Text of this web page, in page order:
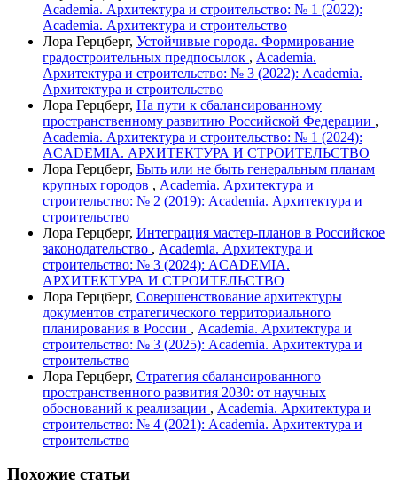
Academia. Архитектура и строительство: № 1 (2022):
Academia. Архитектура и строительство
Лора Герцберг, Устойчивые города. Формирование
градостроительных предпосылок , Academia.
Архитектура и строительство: № 3 (2022): Academia.
Архитектура и строительство
Лора Герцберг, На пути к сбалансированному
пространственному развитию Российской Федерации ,
Academia. Архитектура и строительство: № 1 (2024):
ACADEMIA. АРХИТЕКТУРА И СТРОИТЕЛЬСТВО
Лора Герцберг, Быть или не быть генеральным планам
крупных городов , Academia. Архитектура и
строительство: № 2 (2019): Academia. Архитектура и
строительство
Лора Герцберг, Интеграция мастер-планов в Российское
законодательство , Academia. Архитектура и
строительство: № 3 (2024): ACADEMIA.
АРХИТЕКТУРА И СТРОИТЕЛЬСТВО
Лора Герцберг, Совершенствование архитектуры
документов стратегического территориального
планирования в России , Academia. Архитектура и
строительство: № 3 (2025): Academia. Архитектура и
строительство
Лора Герцберг, Стратегия сбалансированного
пространственного развития 2030: от научных
обоснований к реализации , Academia. Архитектура и
строительство: № 4 (2021): Academia. Архитектура и
строительство
Похожие статьи